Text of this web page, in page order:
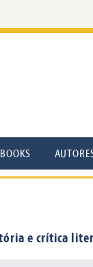
e crítica